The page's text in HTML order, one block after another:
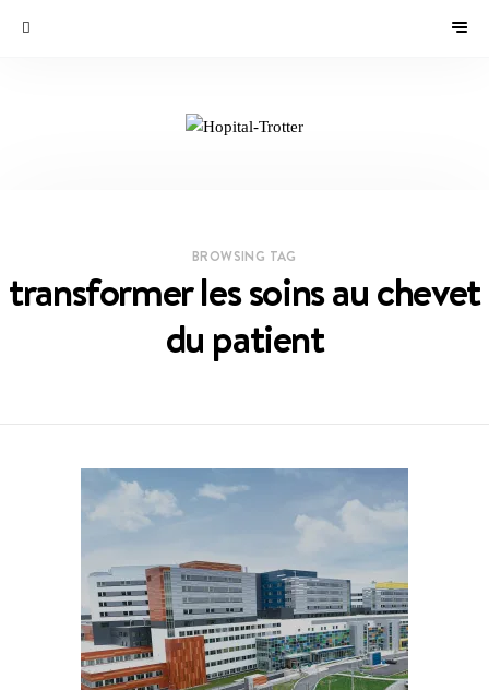
BROWSING TAG
transformer les soins au chevet
du patient